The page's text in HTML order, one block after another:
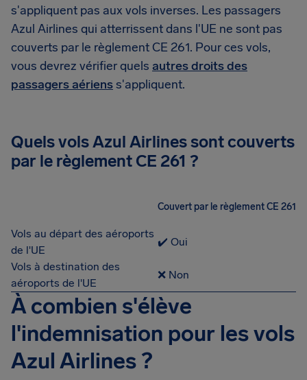
s'appliquent pas aux vols inverses. Les passagers
Azul Airlines qui atterrissent dans l'UE ne sont pas
couverts par le règlement CE 261. Pour ces vols,
vous devrez vérifier quels autres droits des
passagers aérienss'appliquent.
Quels vols Azul Airlines sont couverts
par le règlement CE 261 ?
Couvert par le règlement CE 261
Vols au départ des aéroports
de l'UE
✔️ Oui
Vols à destination des
aéroports de l'UE
❌ Non
À combien s'élève
l'indemnisation pour les vols
Azul Airlines ?